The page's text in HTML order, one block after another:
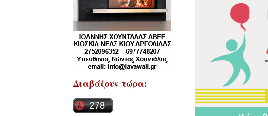
Διαβάζουν τώρα: